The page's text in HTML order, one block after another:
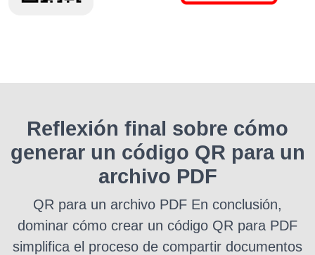
Reflexión final sobre cómo
generar un código QR para un
archivo PDF
QR para un archivo PDF En conclusión,
dominar cómo crear un código QR para PDF
simplifica el proceso de compartir documentos